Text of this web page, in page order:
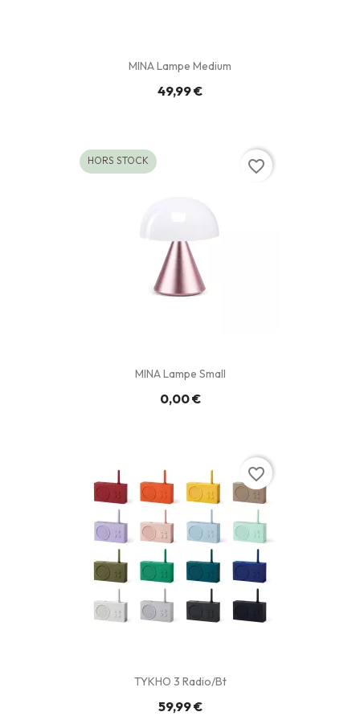
MINA Lampe Medium
49,99 €
MINA Lampe Small
0,00 €
HORS STOCK favorite_border
TYKHO 3 Radio/Bt
59,99 €
favorite_border